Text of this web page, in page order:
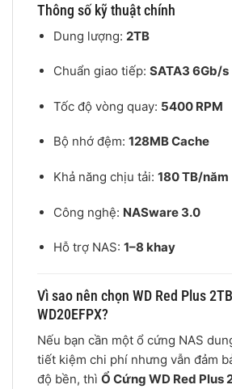
Thông số kỹ thuật chính
Dung lượng: 2TB
Chuẩn giao tiếp: SATA3 6Gb/s
Tốc độ vòng quay: 5400 RPM
Bộ nhớ đệm: 128MB Cache
Khả năng chịu tải: 180 TB/năm
Công nghệ: NASware 3.0
Hỗ trợ NAS: 1–8 khay
Vì sao nên chọn WD Red Plus
WD20EFPX?
Nếu bạn cần một ổ cứng NAS
tiết kiệm chi phí nhưng vẫn đảm
độ bền, thì Ổ Cứng WD Red Plus